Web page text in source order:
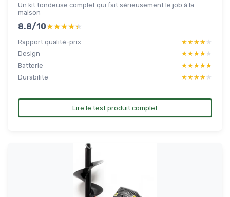
Un kit tondeuse complet qui fait sérieusement le job à la
maison
8.8/10★★★★★
★★★★★
Rapport qualité-prix ★★★★★
★★★★★
Design
★★★★★
★★★★★
Batterie
★★★★★
★★★★★
Durabilite
★★★★★
★★★★★
Lire le test produit complet